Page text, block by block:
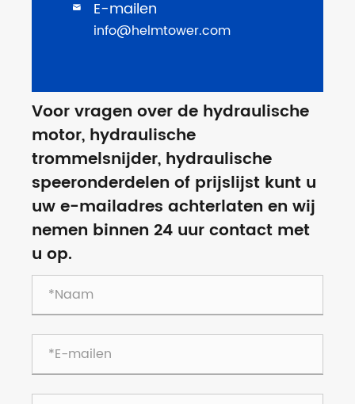
 E-mailen
info@helmtower.com
Voor vragen over de hydraulische
motor, hydraulische
trommelsnijder, hydraulische
speeronderdelen of prijslijst kunt u
uw e-mailadres achterlaten en wij
nemen binnen 24 uur contact met
u op.